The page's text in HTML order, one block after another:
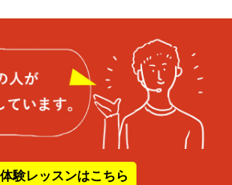
験レッスンはこちら